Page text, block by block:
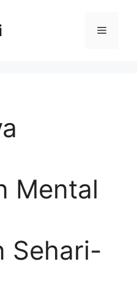
Menu
Mental
Sehari-